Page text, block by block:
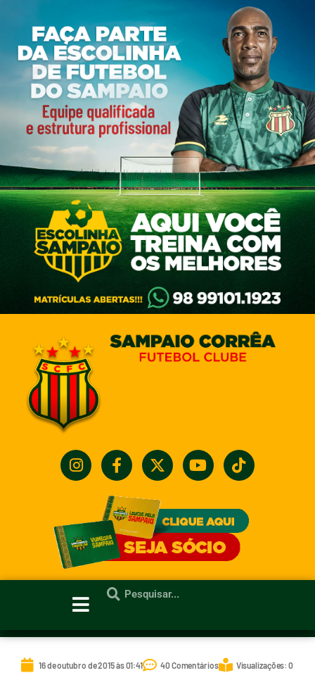
16 de outubro de 2015 às 01:41 40 Comentários Visualizações: 0